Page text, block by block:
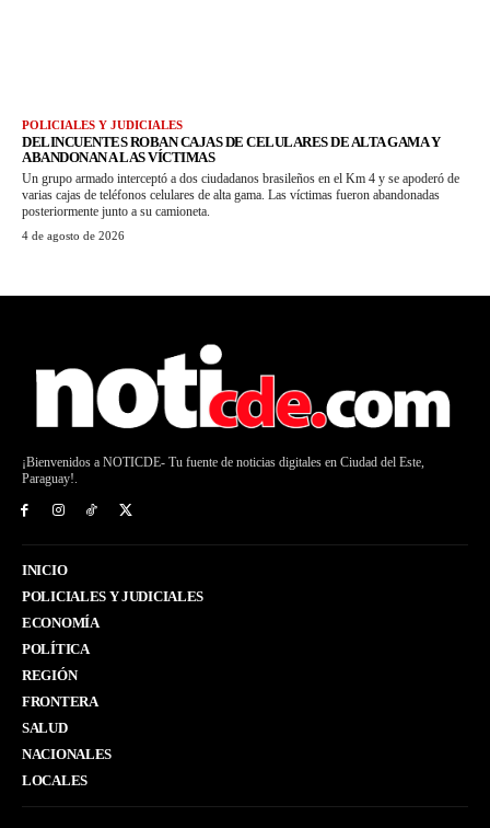
POLICIALES Y JUDICIALES
DELINCUENTES ROBAN CAJAS DE CELULARES DE ALTA GAMA Y
ABANDONAN A LAS VÍCTIMAS
Un grupo armado interceptó a dos ciudadanos brasileños en el Km 4 y se apoderó de
varias cajas de teléfonos celulares de alta gama. Las víctimas fueron abandonadas
posteriormente junto a su camioneta.
4 de agosto de 2026
¡Bienvenidos a NOTICDE- Tu fuente de noticias digitales en Ciudad del Este,
Paraguay!.
INICIO
POLICIALES Y JUDICIALES
ECONOMÍA
POLÍTICA
REGIÓN
FRONTERA
SALUD
NACIONALES
LOCALES